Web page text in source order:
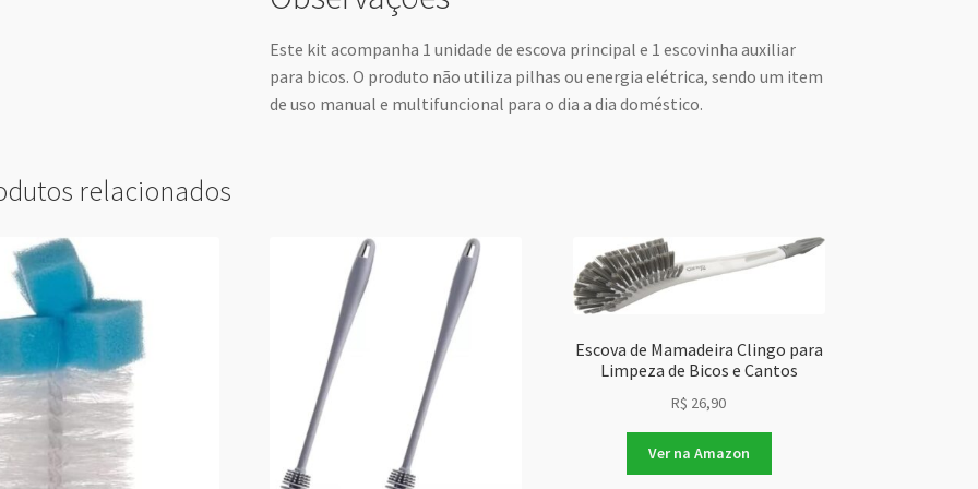
Este kit acompanha 1 unidade de escova principal e 1 escovinha auxiliar
para bicos. O produto não utiliza pilhas ou energia elétrica, sendo um item
de uso manual e multifuncional para o dia a dia doméstico.
relacionados
Escova de Mamadeira Clingo para
Limpeza de Bicos e Cantos
R$ 26,90
Ver na Amazon